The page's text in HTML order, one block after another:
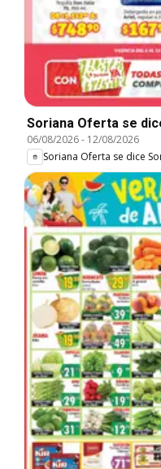
Soriana Oferta se
06/08/2026- 12/08/2026
Soriana Oferta se dice